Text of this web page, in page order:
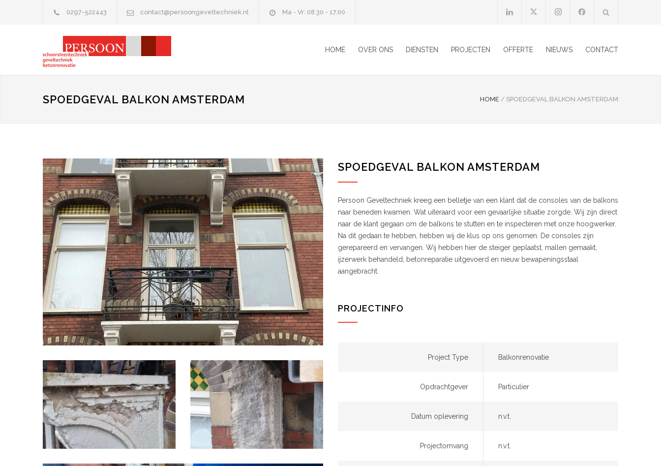
0297-522443 contact@persoongeveltechniek.nl Ma - Vr: 08.30 - 17.00
HOME OVER ONS DIENSTEN PROJECTEN OFFERTE NIEUWS CONTACT
SPOEDGEVAL BALKON AMSTERDAM HOME / SPOEDGEVAL BALKON AMSTERDAM
SPOEDGEVAL BALKON AMSTERDAM
Persoon Geveltechniek kreeg een belletje van een klant dat de consoles van de balkons
naar beneden kwamen. Wat uiteraard voor een gevaarlijke situatie zorgde. Wij zijn direct
naar de klant gegaan om de balkons te stutten en te inspecteren met onze hoogwerker.
Na dit gedaan te hebben, hebben wij de klus op ons genomen. De consoles zijn
gerepareerd en vervangen. Wij hebben hier de steiger geplaatst, mallen gemaakt,
ijzerwerk behandeld, betonreparatie uitgevoerd en nieuw bewapeningsstaal
aangebracht.
PROJECTINFO
Project Type Balkonrenovatie
Opdrachtgever Particulier
Datum oplevering n.v.t.
Projectomvang n.v.t.